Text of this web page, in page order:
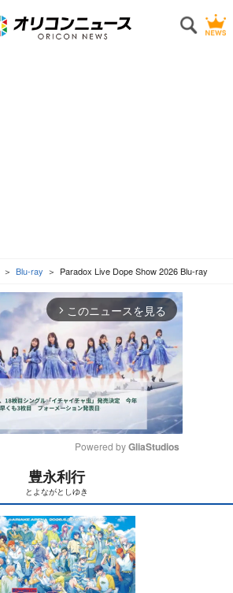
Blu-ray Paradox Live Dope Show 2026 Blu-ray
arrow_forward_ios このニュースを見る
t
e
Powered by GliaStudios
豊永利行
とよながとしゆき